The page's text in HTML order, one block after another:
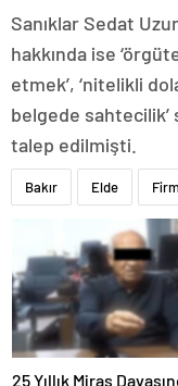
Sanıklar Sedat
hakkında ise
etmek’, ‘nitelikli
belgede sahtecilik’
talep edilmişti.
Bakır Elde
25 Yıllık Miras